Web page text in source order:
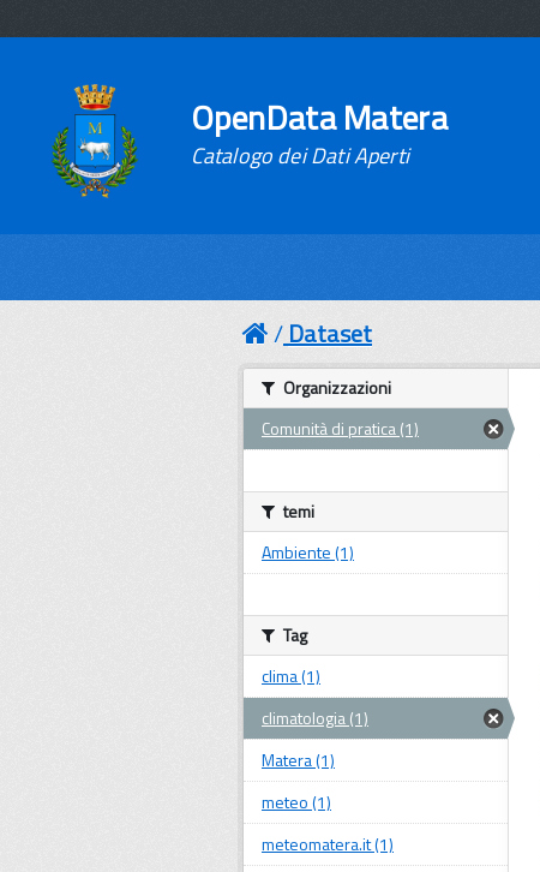
OpenData Matera
Catalogo dei Dati Aperti
Dataset
Organizzazioni
Comunità di pratica (1)
temi
Ambiente (1)
Tag
clima (1)
climatologia (1)
Matera (1)
meteo (1)
meteomatera.it (1)